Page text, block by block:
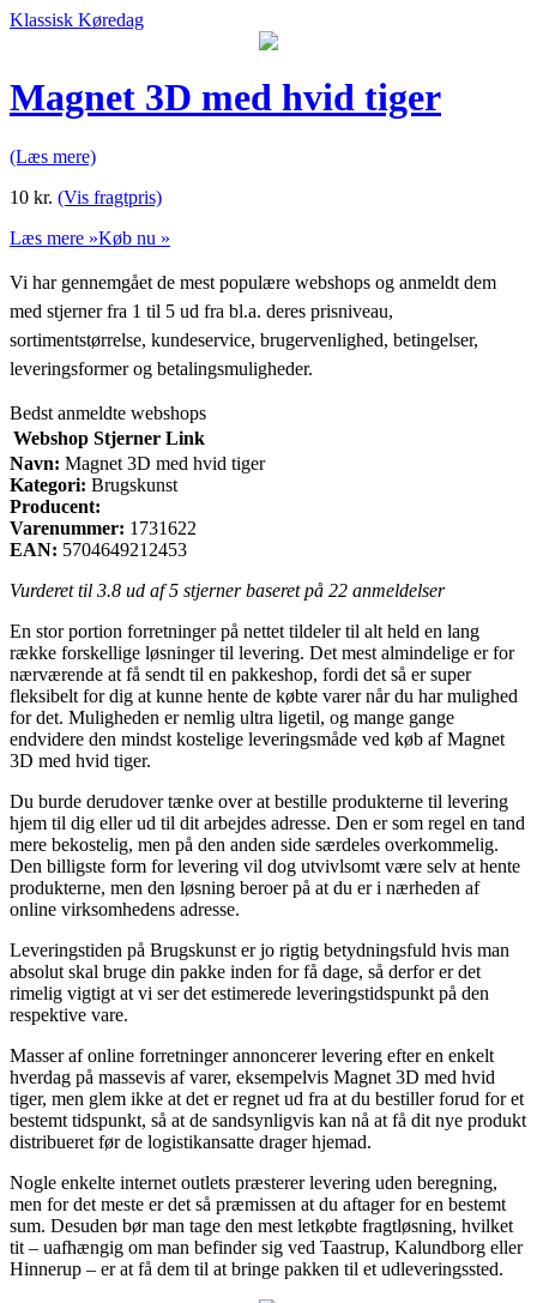
Klassisk Køredag
Magnet 3D med hvid tiger
(Læs mere)
10 kr. (Vis fragtpris)
Læs mere »Køb nu »
Vi har gennemgået de mest populære webshops og anmeldt dem
med stjerner fra 1 til 5 ud fra bl.a. deres prisniveau,
sortimentstørrelse, kundeservice, brugervenlighed, betingelser,
leveringsformer og betalingsmuligheder.
Bedst anmeldte webshops
Webshop Stjerner Link
Navn: Magnet 3D med hvid tiger
Kategori: Brugskunst
Producent:
Varenummer: 1731622
EAN: 5704649212453
Vurderet til 3.8 ud af 5 stjerner baseret på 22 anmeldelser
En stor portion forretninger på nettet tildeler til alt held en lang
række forskellige løsninger til levering. Det mest almindelige er for
nærværende at få sendt til en pakkeshop, fordi det så er super
fleksibelt for dig at kunne hente de købte varer når du har mulighed
for det. Muligheden er nemlig ultra ligetil, og mange gange
endvidere den mindst kostelige leveringsmåde ved køb af Magnet
3D med hvid tiger.
Du burde derudover tænke over at bestille produkterne til levering
hjem til dig eller ud til dit arbejdes adresse. Den er som regel en tand
mere bekostelig, men på den anden side særdeles overkommelig.
Den billigste form for levering vil dog utvivlsomt være selv at hente
produkterne, men den løsning beroer på at du er i nærheden af
online virksomhedens adresse.
Leveringstiden på Brugskunst er jo rigtig betydningsfuld hvis man
absolut skal bruge din pakke inden for få dage, så derfor er det
rimelig vigtigt at vi ser det estimerede leveringstidspunkt på den
respektive vare.
Masser af online forretninger annoncerer levering efter en enkelt
hverdag på massevis af varer, eksempelvis Magnet 3D med hvid
tiger, men glem ikke at det er regnet ud fra at du bestiller forud for et
bestemt tidspunkt, så at de sandsynligvis kan nå at få dit nye produkt
distribueret før de logistikansatte drager hjemad.
Nogle enkelte internet outlets præsterer levering uden beregning,
men for det meste er det så præmissen at du aftager for en bestemt
sum. Desuden bør man tage den mest letkøbte fragtløsning, hvilket
tit – uafhængig om man befinder sig ved Taastrup, Kalundborg eller
Hinnerup – er at få dem til at bringe pakken til et udleveringssted.